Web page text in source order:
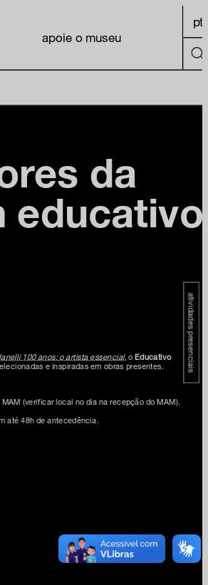
apoie o museu
pt
da
educativo
Ianelli 100 anos: o artista essencial, oEducativo
e inspiradas em obras presentes.
(verificar local no dia na recepção do MAM).
até 48h de antecedência.
atividades presenciais